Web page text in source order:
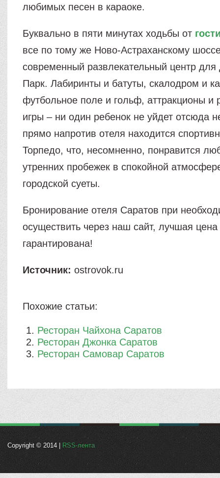
любимых песен в караоке.
Буквально в пяти минутах ходьбы от
все по тому же Ново-Астраханскому
современный развлекательный центр
Парк. Лабиринты и батуты, скалодром и
футбольное поле и гольф, аттракционы и
игры – ни один ребенок не уйдет отсюда
прямо напротив отеля находится
Торпедо, что, несомненно, понравится
утренних пробежек в спокойной
городской суеты.
Бронирование отеля Саратов при
осуществить через наш сайт, лучшая
гарантирована!
Источник: ostrovok.ru
Похожие статьи:
Ресторан Чайхона Саратов
Ресторан Джонка Саратов
Ресторан Самовар Саратов
Copyright © 2014 | RSS-лента